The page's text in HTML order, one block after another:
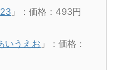
」：価格：493円
いうえお 」：価格：